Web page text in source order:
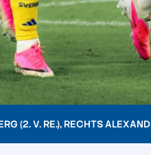
(2. V. RE.), RECHTS